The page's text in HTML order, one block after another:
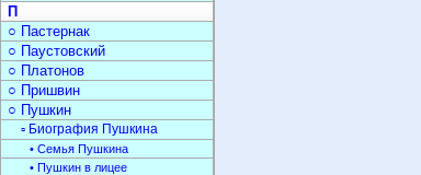
П
○ Пастернак
○ Паустовский
○ Платонов
○ Пришвин
○ Пушкин
▫ Биография Пушкина
• Семья Пушкина
• Пушкин в лицее